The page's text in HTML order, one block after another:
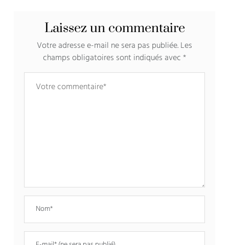
Laissez un commentaire
Votre adresse e-mail ne sera pas publiée.Les
champs obligatoires sont indiqués avec*